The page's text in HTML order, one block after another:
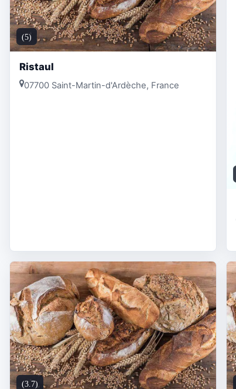
(5)
Ristaul
07700 Saint-Martin-d'Ardèche, France
(3.7)